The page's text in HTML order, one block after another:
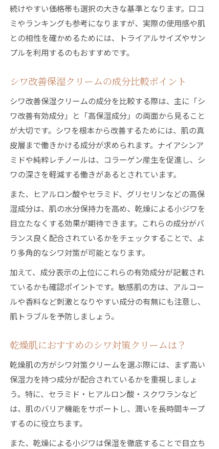
続けやすい価格帯も選択の大きな基準となります。口コ
ミやランキングも参考になりますが、実際の使用感や肌
との相性を確かめるためには、トライアルサイズやサン
プルを利用するのもおすすめです。
シワ改善保湿クリームの成分比較ポイント
シワ改善保湿クリームの成分を比較する際は、主に「シ
ワ改善有効成分」と「高保湿成分」の両面から見ること
が大切です。シワを根本から改善するためには、肌の真
皮層まで働きかける成分が求められます。ナイアシンア
ミドや純粋レチノールは、コラーゲン産生を促進し、シ
ワの深さを軽減する働きがあるとされています。
また、ヒアルロン酸やセラミド、グリセリンなどの高保
湿成分は、肌の水分保持力を高め、乾燥による小ジワを
目立たなくする効果が期待できます。これらの成分がバ
ランス良く配合されているかをチェックすることで、よ
り多角的なシワ対策が可能となります。
加えて、成分表示の上位にこれらの有効成分が記載され
ているかも確認ポイントです。敏感肌の方は、アルコー
ルや香料など刺激となりやすい成分の有無にも注意し、
肌トラブルを予防しましょう。
乾燥肌におすすめのシワ対策クリームは？
乾燥肌の方がシワ対策クリームを選ぶ際には、まず高い
保湿力を持つ成分が配合されているかを重視しましょ
う。特に、セラミド・ヒアルロン酸・スクワランなど
は、肌のバリア機能をサポートし、潤いを長時間キープ
するのに役立ちます。
また、乾燥による小ジワは保湿を徹底することで目立ち